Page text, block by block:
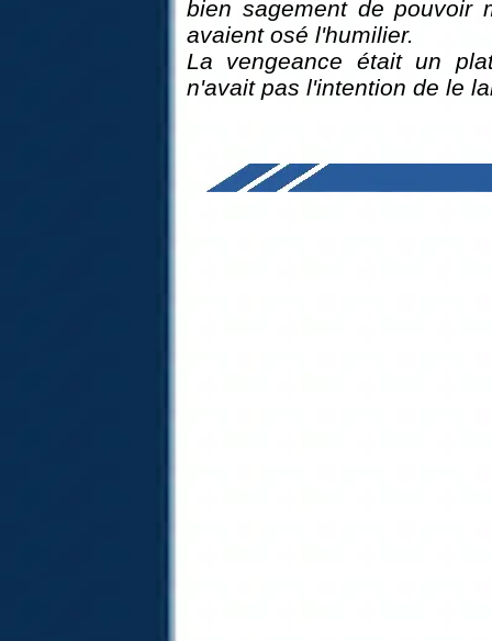
bien sagement de pouvoir
avaient osé l'humilier.
La vengeance était un
n'avait pas l'intention de le